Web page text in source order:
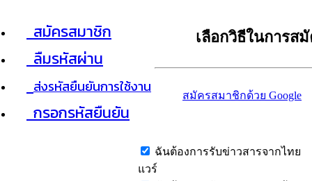
สมัครสมาชิก
ลืมรหัสผ่าน
ส่งรหัสยืนยันการใช้งาน
กรอกรหัสยืนยัน
เลือกวิธีในการส
สมัครสมาชิกด้วย Google
ฉันต้องการรับข่าวสารจากไทย
แวร์